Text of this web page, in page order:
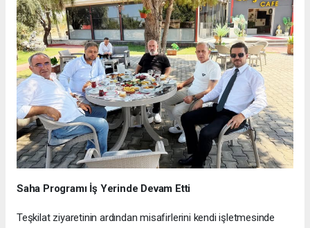
Saha Programı İş Yerinde Devam Etti
Teşkilat ziyaretinin ardından misafirlerini kendi işletmesinde